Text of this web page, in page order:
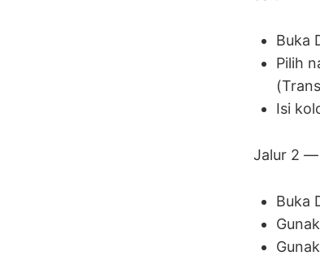
Buka
Pilih
Isi
Jalur 2 —
Buka